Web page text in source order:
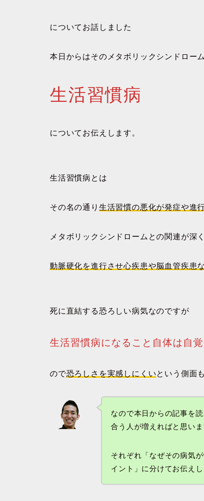
についてお話しました
本日からはそのメタボリックシンドロー
生活習慣病
についてお伝えします。
生活習慣病とは
その名の通り 生活習慣の悪化が発症や進
メタボリックシンドロームとの関連が深く
動脈硬化を進行させ心疾患や脳血管疾患
死に直結する恐ろしい病気なのですが
生活習慣病になること自体は自
ので恐ろしさを実感しにくいという側面
なので本日からの記事を
合う人が増えればと思いま
それぞれ「なぜその病気
イント」に分けてお伝えし